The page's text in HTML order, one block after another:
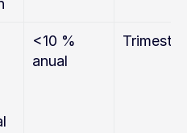
<10 %
anual